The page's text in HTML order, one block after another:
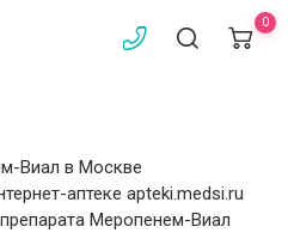
0
Виал в Москве
аптеке apteki.medsi.ru
Меропенем-Виал